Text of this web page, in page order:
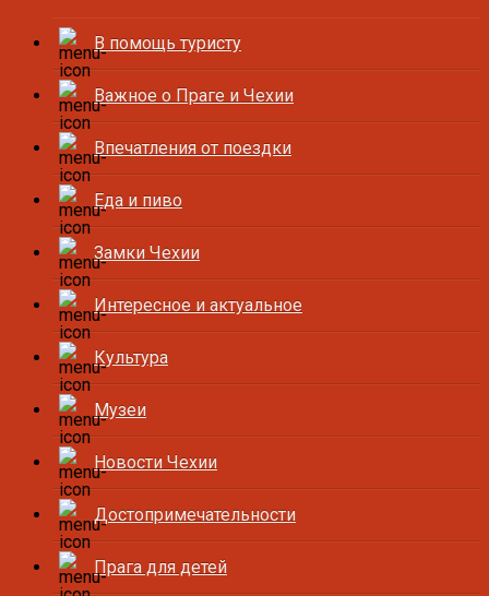
В помощь туристу
Важное о Праге и Чехии
Впечатления от поездки
Еда и пиво
Замки Чехии
Интересное и актуальное
Культура
Музеи
Новости Чехии
Достопримечательности
Прага для детей